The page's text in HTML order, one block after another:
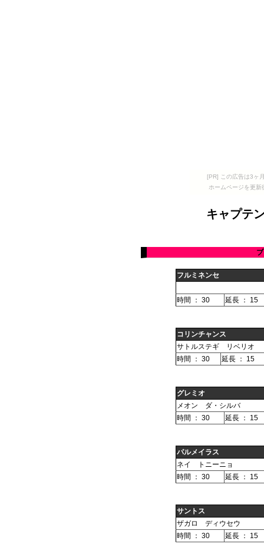
[PR] この広告は3ヶ
ホームページを更
キャプテ
フルミネンセ
時間 ： 30 延長 ： 15
コリンチャンス
サトルステギ リベリオ
時間 ： 30
延長 ： 15
グレミオ
メオン ダ・シルバ
時間 ： 30
延長 ： 15
パルメイラス
ネイ トニーニョ
時間 ： 30
延長 ： 15
サントス
ザガロ ディウセウ
時間 ： 30
延長 ： 15